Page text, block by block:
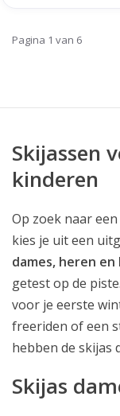
Pagina 1 van 6
Skijassen
kinderen
Op zoek naar een
kies je uit een
dames, heren
getest op de
voor je eerste
freeriden of een
hebben de skijas
Skijas